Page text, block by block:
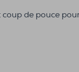
de pouce